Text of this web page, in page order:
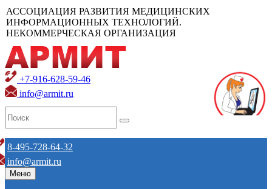
АССОЦИАЦИЯ РАЗВИТИЯ МЕДИЦИНСКИХ
ИНФОРМАЦИОННЫХ ТЕХНОЛОГИЙ.
НЕКОММЕРЧЕСКАЯ ОРГАНИЗАЦИЯ
+7-916-628-59-46
info@armit.ru
8-495-728-64-32
info@armit.ru
Меню